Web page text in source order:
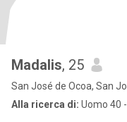
Madalis, 25
San José de Ocoa, San
Alla ricerca di: Uomo 40